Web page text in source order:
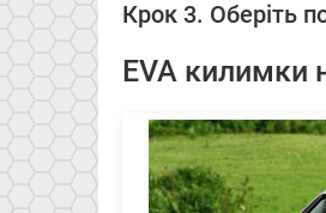
Крок 3. Оберіть
EVA килимки